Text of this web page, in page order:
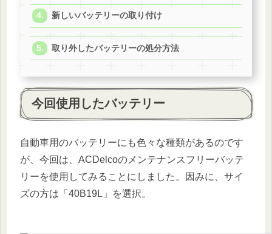
新しいバッテリーの取り付け
取り外したバッテリーの処分方法
今回使用したバッテリー
自動車用のバッテリーにも色々な種類があるのです
が、今回は、ACDelcoのメンテナンスフリーバッテ
リーを使用してみることにしました。因みに、サイ
ズの方は「40B19L」を選択。